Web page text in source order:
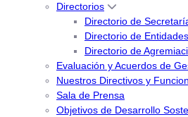
Directorios
Directorio de
Directorio de
Directorio de
Evaluación y Acuerdos de
Nuestros Directivos y
Sala de Prensa
Objetivos de Desarrollo